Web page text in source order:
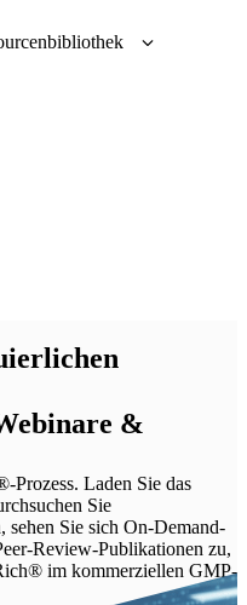
&
Prozess. Laden Sie das
Sie
Sie sich On-Demand-
Review-Publikationen zu,
im kommerziellen GMP-